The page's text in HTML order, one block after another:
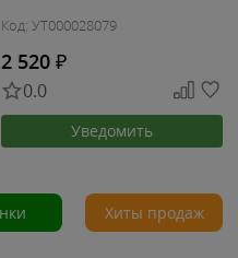
Код: УТ000028079
2 520 ₽
0.0
Уведомить
Хиты продаж